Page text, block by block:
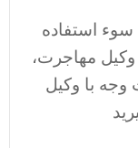
سوء استفاده
وکیل مهاجرت،
وجه با وکیل